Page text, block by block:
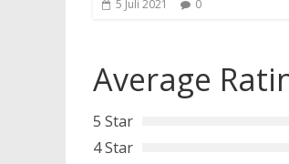
5 Juli 2021 0
Average
5 Star
4 Star